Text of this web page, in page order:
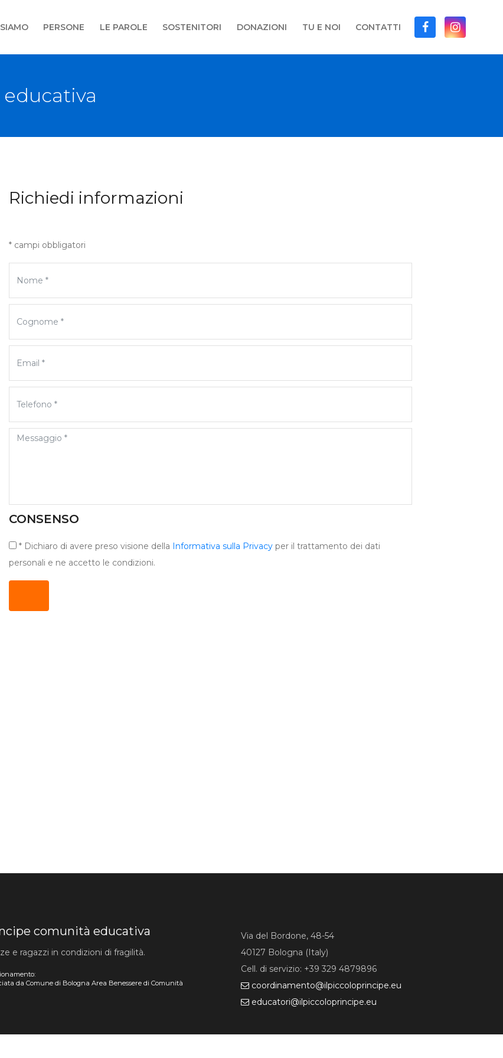
PERSONE LE PAROLE SOSTENITORI DONAZIONI TU E NOI CONTATTI
Richiedi informazioni
* campi obbligatori
CONSENSO
* Dichiaro di avere preso visione della Informativa sulla Privacyper il trattamento dei dati
personali e ne accetto le condizioni.
comunità educativa
e ragazzi in condizioni di fragilità.
da Comune di Bologna Area Benessere di Comunità
Via del Bordone, 48-54
40127 Bologna (Italy)
Cell. di servizio: +39 329 4879896
coordinamento
ilpiccoloprincipe eu
educatori
ilpiccoloprincipe eu